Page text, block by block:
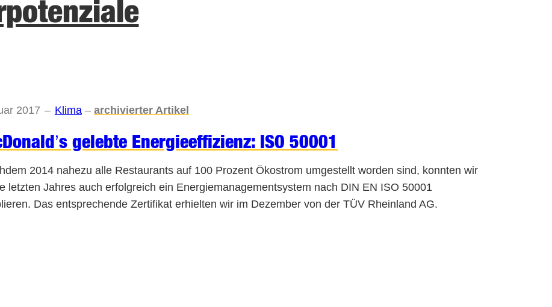
2017 – Klima– archivierter Artikel
gelebte Energieeffizienz: ISO 50001
2014 nahezu alle Restaurants auf 100 Prozent Ökostrom umgestellt worden sind, konnten wir
letzten Jahres auch erfolgreich ein Energiemanagementsystem nach DIN EN ISO 50001
Das entsprechende Zertifikat erhielten wir im Dezember von der TÜV Rheinland AG.